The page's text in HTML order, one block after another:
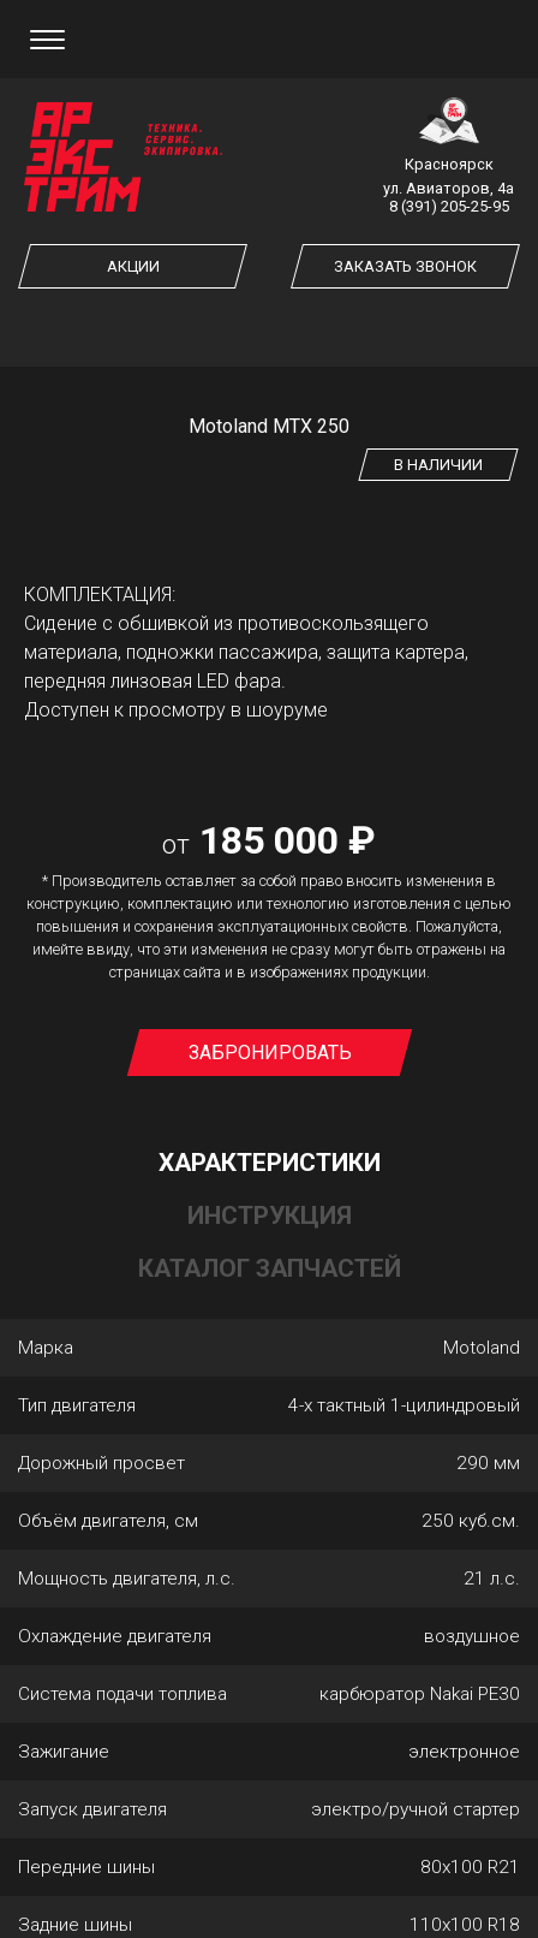
АКЦИИ
Красноярск
ул. Авиаторов, 4а
8 (391) 205-25-95
ЗАКАЗАТЬ ЗВОНОК
ЗАКАЗ ОБРАТНОГО ЗВОНКА
ЗАКАЗАТЬ ЗВОНОК
Motoland MTX 250
КОМПЛЕКТАЦИЯ:
Сидение с обшивкой из противоскользящего
материала, подножки пассажира, защита картера,
передняя линзовая LED фара.
Доступен к просмотру в шоуруме
от 185 000 ₽
* Производитель оставляет за собой право вносить изменения в
конструкцию, комплектацию или технологию изготовления с целью
повышения и сохранения эксплуатационных свойств. Пожалуйста,
имейте ввиду, что эти изменения не сразу могут быть отражены на
страницах сайта и в изображениях продукции.
ЗАБРОНИРОВАТЬ
В НАЛИЧИИ
ХАРАКТЕРИСТИКИ
ИНСТРУКЦИЯ
КАТАЛОГ ЗАПЧАСТЕЙ
Марка Motoland
Тип двигателя 4-х тактный 1-цилиндровый
Дорожный просвет 290 мм
Объём двигателя, см 250 куб.см.
Мощность двигателя, л.с. 21 л.с.
Охлаждение двигателя воздушное
Система подачи топлива карбюратор Nakai PE30
Зажигание электронное
Запуск двигателя электро/ручной стартер
Передние шины 80х100 R21
Задние шины 110х100 R18